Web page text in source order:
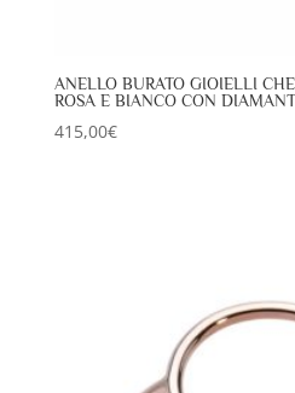
ANELLO BURATO GIOIELLI
ROSA E BIANCO CON
415,00€